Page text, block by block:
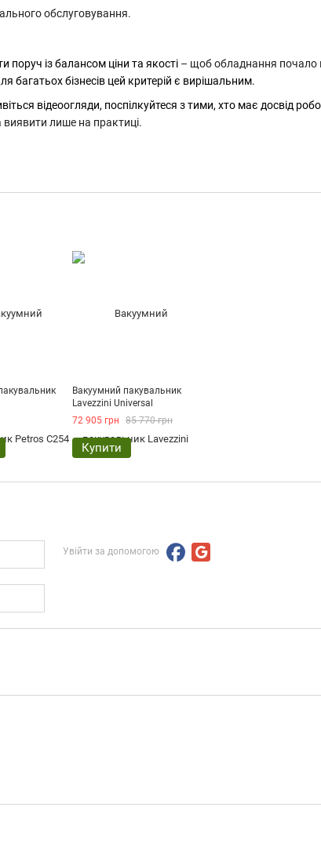
обслуговування.
із балансом ціни та якості – щоб обладнання почало
бізнесів цей критерій є вирішальним.
відеоогляди, поспілкуйтеся з тими, хто має досвід
виявити лише на практиці.
Вакуумний пакувальник
Lavezzini Universal
72 905 грн
85 770 грн
Купити
Увійти за допомогою